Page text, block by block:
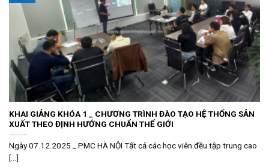
KHAI GIẢNG KHÓA 1 _ CHƯƠNG TRÌNH ĐÀO TẠO HỆ THỐNG SẢN
XUẤT THEO ĐỊNH HƯỚNG CHUẨN THẾ GIỚI
Ngày 07.12.2025 _ PMC HÀ NỘI Tất cả các học viên đều tập trung cao
[...]